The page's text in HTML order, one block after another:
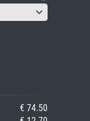
€ 74.50